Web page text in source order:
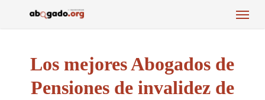
Menu
Los mejores Abogados de
Pensiones de invalidez de